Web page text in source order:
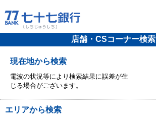
店舗・CSコーナー検索
現在地から検索
電波の状況等により検索結果に誤差が生
じる場合がございます。
エリアから検索